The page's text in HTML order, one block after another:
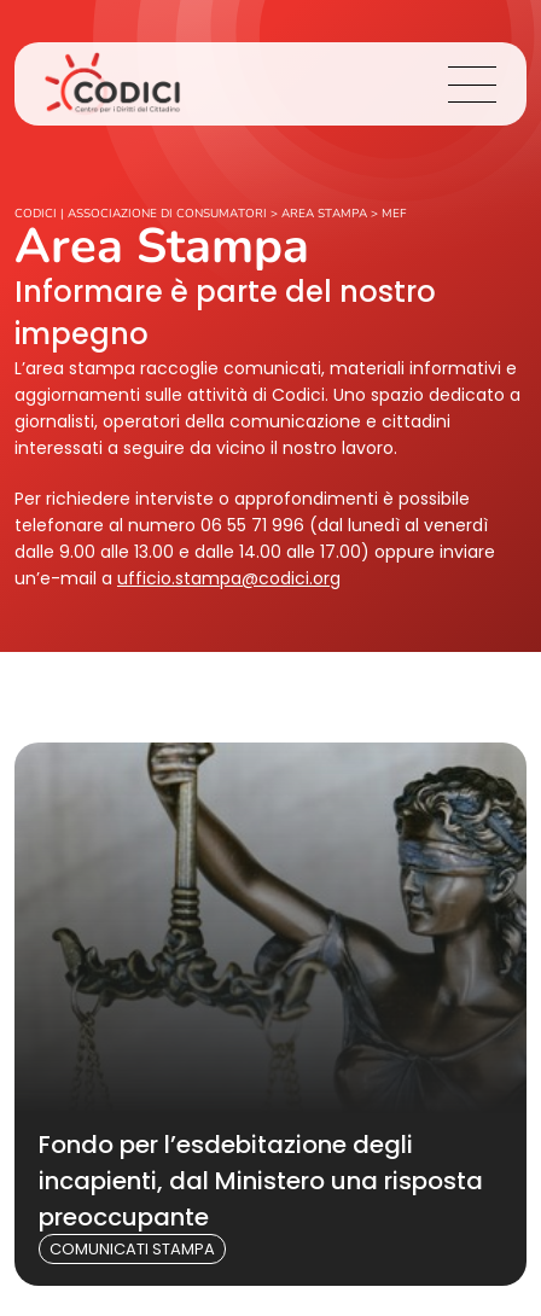
Chi Siamo
Cosa Facciamo
Area Stampa
Contatti
Login
CODICI | ASSOCIAZIONE DI CONSUMATORI > AREA STAMPA > MEF
Area Stampa
Informare è parte del nostro
impegno
L’area stampa raccoglie comunicati, materiali informativi e
aggiornamenti sulle attività di Codici. Uno spazio dedicato a
giornalisti, operatori della comunicazione e cittadini
interessati a seguire da vicino il nostro lavoro.
Per richiedere interviste o approfondimenti è possibile
telefonare al numero 06 55 71 996 (dal lunedì al venerdì
dalle 9.00 alle 13.00 e dalle 14.00 alle 17.00) oppure inviare
un’e-mail a ufficio.stampa@codici.org
Fondo per l’esdebitazione degli
incapienti, dal Ministero una risposta
preoccupante
COMUNICATI STAMPA